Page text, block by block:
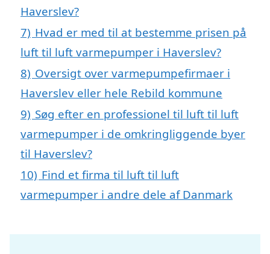
Haverslev?
7) Hvad er med til at bestemme prisen på
luft til luft varmepumper i Haverslev?
8) Oversigt over varmepumpefirmaer i
Haverslev eller hele Rebild kommune
9) Søg efter en professionel til luft til luft
varmepumper i de omkringliggende byer
til Haverslev?
10) Find et firma til luft til luft
varmepumper i andre dele af Danmark